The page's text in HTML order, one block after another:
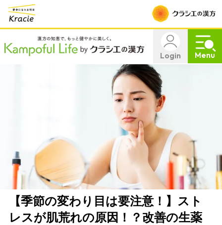
Login Menu
【季節の変わり目は要注意！】スト
レスが肌荒れの原因！？改善の生薬